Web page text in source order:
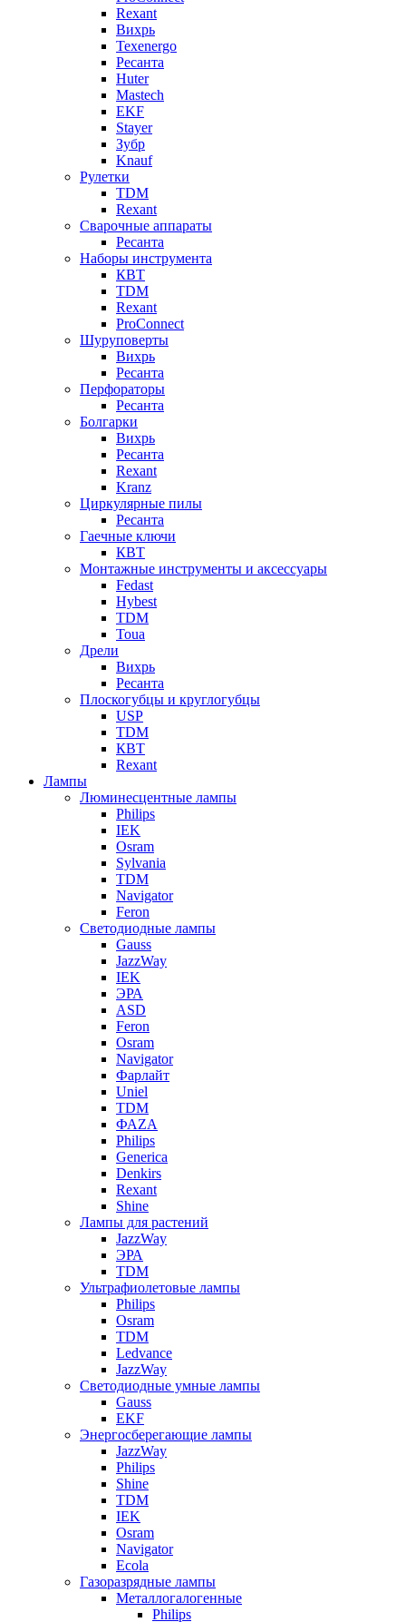
Rexant
Вихрь
Texenergo
Ресанта
Huter
Mastech
EKF
Stayer
Зубр
Knauf
Рулетки
TDM
Rexant
Сварочные аппараты
Ресанта
Наборы инструмента
КВТ
TDM
Rexant
ProConnect
Шуруповерты
Вихрь
Ресанта
Перфораторы
Ресанта
Болгарки
Вихрь
Ресанта
Rexant
Kranz
Циркулярные пилы
Ресанта
Гаечные ключи
КВТ
Монтажные инструменты и аксессуары
Fedast
Hybest
TDM
Toua
Дрели
Вихрь
Ресанта
Плоскогубцы и круглогубцы
USP
TDM
КВТ
Rexant
Лампы
Люминесцентные лампы
Philips
IEK
Osram
Sylvania
TDM
Navigator
Feron
Светодиодные лампы
Gauss
JazzWay
IEK
ЭРА
ASD
Feron
Osram
Navigator
Фарлайт
Uniel
TDM
ФАZА
Philips
Generica
Denkirs
Rexant
Shine
Лампы для растений
JazzWay
ЭРА
TDM
Ультрафиолетовые лампы
Philips
Osram
TDM
Ledvance
JazzWay
Светодиодные умные лампы
Gauss
EKF
Энергосберегающие лампы
JazzWay
Philips
Shine
TDM
IEK
Osram
Navigator
Ecola
Газоразрядные лампы
Металлогалогенные
Philips